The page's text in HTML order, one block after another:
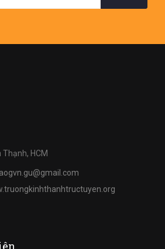
Thạnh, HCM
aogvn.gu@gmail.com